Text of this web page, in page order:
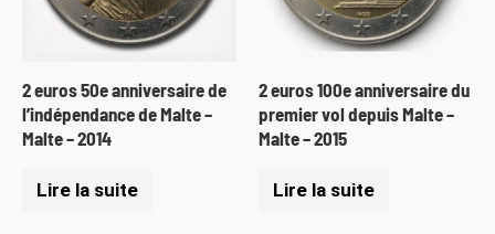
2 euros 50e anniversaire de
l’indépendance de Malte –
Malte – 2014
Lire la suite
2 euros 100e anniversaire du
premier vol depuis Malte –
Malte – 2015
Lire la suite